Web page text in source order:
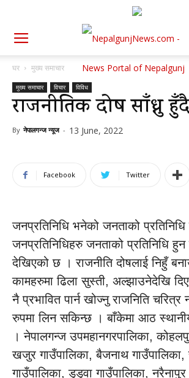
घर मुख्य समाचार
मुख्य समाचार विचार विविध
राजनीतिक दोष साँध्नु
By नेपालगन्ज न्यूज - 13 June, 2022
Facebook Twitter
जनप्रतिनिधि भनेको जनताको
जनप्रतिनिधिहरु जनताको प्रतिनिधि
देखिएको छ । राजनीति दोषलाई निहुँ
कामहरुमा ढिला सुस्ती, अल्झाउनेदेखि
नै प्रभावित पार्न खोज्नु राजनिति
रुपमा लिन सकिन्छ । बाँकेमा आठ
। नेपालगन्ज उपमहानगरपालिका,
खजुर गाउँपालिका, बैजनाथ गाउँपालिका,
गाउँपालिका, डुडुवा गाउँपालिका, नरैनापुर